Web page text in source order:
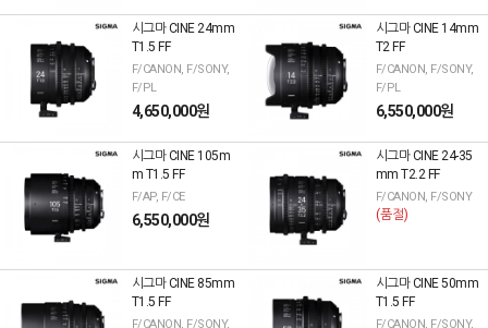
시그마 CINE 24mm
T1.5 FF
F/CANON, F/SONY,
F/PL
4,650,000원
시그마 CINE 14mm
T2 FF
F/CANON, F/SONY,
F/PL
6,550,000원
시그마 CINE 105m
m T1.5 FF
F/AP, F/CE
6,550,000원
시그마 CINE 24-35
mm T2.2 FF
F/CANON, F/SONY
(품절)
시그마 CINE 85mm
T1.5 FF
F/CANON, F/SONY,
시그마 CINE 50mm
T1.5 FF
F/CANON, F/SONY,